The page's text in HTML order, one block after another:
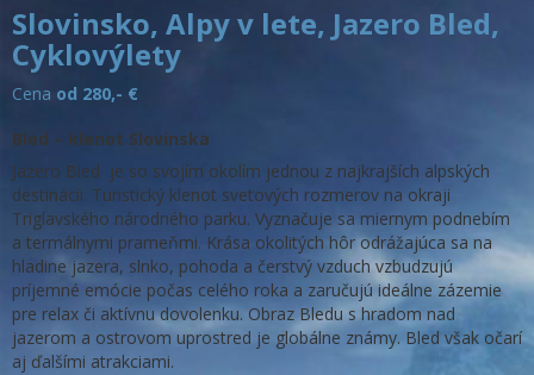
Slovinsko, Alpy v lete, Jazero Bled,
Cyklovýlety
Cena od 280,- €
Bled – klenot Slovinska
Jazero Bled je so svojím okolím jednou z najkrajších alpských
destinácii. Turistický klenot svetových rozmerov na okraji
Triglavského národného parku. Vyznačuje sa miernym podnebím
a termálnymi prameňmi. Krása okolitých hôr odrážajúca sa na
hladine jazera, slnko, pohoda a čerstvý vzduch vzbudzujú
príjemné emócie počas celého roka a zaručujú ideálne zázemie
pre relax či aktívnu dovolenku. Obraz Bledu s hradom nad
jazerom a ostrovom uprostred je globálne známy. Bled však očarí
aj ďalšími atrakciami.